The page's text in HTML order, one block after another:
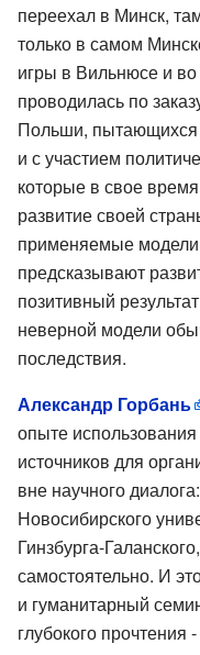
переехал в Минск,
только в самом
игры в Вильнюсе и
проводилась по
Польши, пытающихся
и с участием
которые в свое
развитие своей
применяемые
предсказывают
позитивный
неверной модели
последствия.
Александр Горбань
опыте
источников для
вне научного
Новосибирского
Гинзбурга-
самостоятельно. И
и гуманитарный
глубокого прочтения